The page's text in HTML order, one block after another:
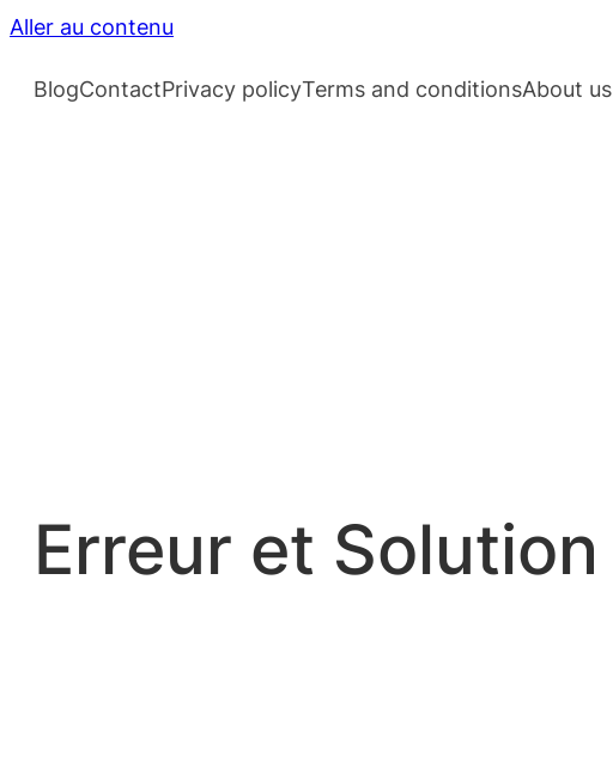
Aller au contenu
BlogContactPrivacy policyTerms and conditionsAbout us
Erreur et Solution